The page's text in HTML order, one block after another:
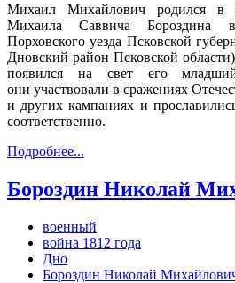
Михаил Михайлович родился в
Михаила Саввича Бороздина
Порховского уезда Псковской
Дновский район Псковской
появился на свет его
они участвовали в сражениях
и других кампаниях и
соответственно.
Подробнее...
Бороздин Николай
военный
война 1812 года
Дно
Бороздин Николай